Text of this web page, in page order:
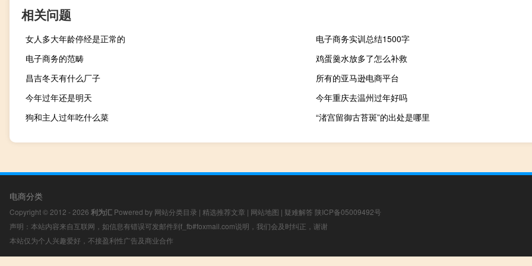
相关问题
女人多大年龄停经是正常的
电子商务实训总结1500字
电子商务的范畴
鸡蛋羹水放多了怎么补救
昌吉冬天有什么厂子
所有的亚马逊电商平台
今年过年还是明天
今年重庆去温州过年好吗
狗和主人过年吃什么菜
“渚宫留御古苔斑”的出处是哪里
电商分类
Copyright © 2012 - 2026 利为汇 Powered by 网站分类目录 | 精选推荐文章 | 网站地图 | 疑难解答 陕ICP备05009492号
声明：本站内容来自互联网，如信息有错误可发邮件到f_fb#foxmail.com说明，我们会及时纠正，谢谢
本站仅为个人兴趣爱好，不接盈利性广告及商业合作